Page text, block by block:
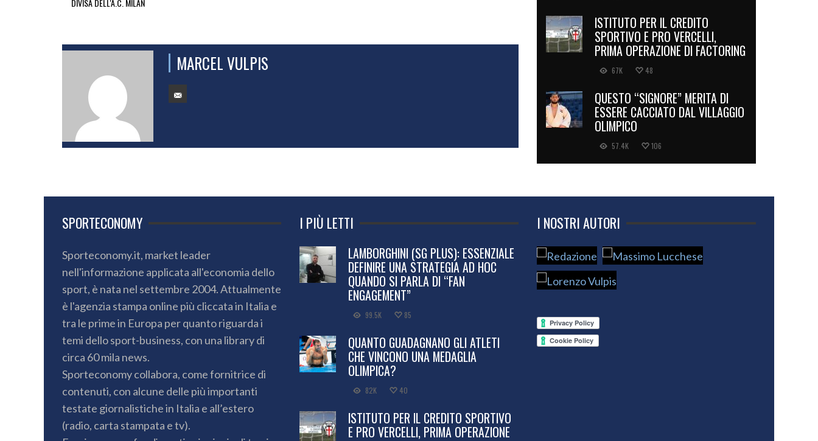
DIVISA DELL'A.C. MILAN
MARCEL VULPIS
ISTITUTO PER IL CREDITO
SPORTIVO E PRO VERCELLI,
PRIMA OPERAZIONE DI FACTORING
67K 48
QUESTO “SIGNORE” MERITA DI
ESSERE CACCIATO DAL VILLAGGIO
OLIMPICO
57.4K 106
SPORTECONOMY
Sporteconomy.it, market leader
nell'informazione applicata all'economia dello
sport, è nata nel settembre 2004. Attualmente
è l'agenzia stampa online più cliccata in Italia e
tra le prime in Europa per quanto riguarda i
temi dello sport-business, con una library di
circa 60 mila news.
Sporteconomy collabora, come fornitrice di
contenuti, con alcune delle più importanti
testate giornalistiche in Italia e all’estero
(radio, carta stampata e tv).
I PIÙ LETTI
LAMBORGHINI (SG PLUS): ESSENZIALE
DEFINIRE UNA STRATEGIA AD HOC
QUANDO SI PARLA DI “FAN
ENGAGEMENT”
99.5K 85
QUANTO GUADAGNANO GLI ATLETI
CHE VINCONO UNA MEDAGLIA
OLIMPICA?
82K 40
ISTITUTO PER IL CREDITO SPORTIVO
E PRO VERCELLI, PRIMA OPERAZIONE
I NOSTRI AUTORI